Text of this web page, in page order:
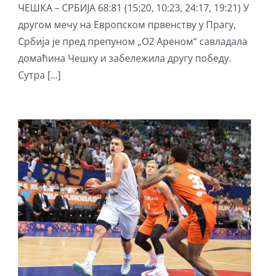
ЧЕШКА – СРБИЈА 68:81 (15:20, 10:23, 24:17, 19:21) У
другом мечу на Европском првенству у Прагу,
Србија је пред препуном „О2 Ареном“ савладала
домаћина Чешку и забележила другу победу.
Сутра [...]